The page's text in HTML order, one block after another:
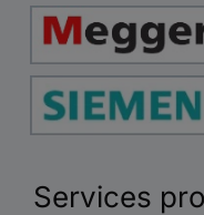
Services